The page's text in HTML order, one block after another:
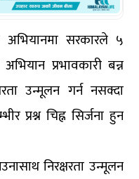
अभियानमा सरकारले ५
प्रभावकारी बन्न
उन्मूलन गर्न नसक्दा
प्रश्न चिह्न सिर्जना हुन
निरक्षरता उन्मूलन